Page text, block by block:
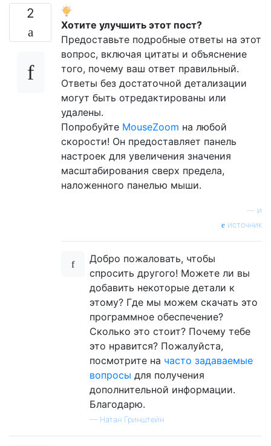
2
Хотите улучшить этот пост?
Предоставьте подробные ответы на этот
вопрос, включая цитаты и объяснение
того, почему ваш ответ правильный.
Ответы без достаточной детализации
могут быть отредактированы или
удалены.
Попробуйте MouseZoom на любой
скорости! Он предоставляет панель
настроек для увеличения значения
масштабирования сверх предела,
наложенного панелью мыши.
и
источник
Добро пожаловать, чтобы
спросить другого! Можете ли вы
добавить некоторые детали к
этому? Где мы можем скачать это
программное обеспечение?
Сколько это стоит? Почему тебе
это нравится? Пожалуйста,
посмотрите на часто задаваемые
вопросы для получения
дополнительной информации.
Благодарю.
— Натан Гринштейн